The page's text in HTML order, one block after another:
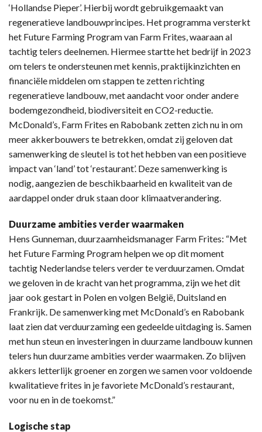
‘Hollandse Pieper’. Hierbij wordt gebruikgemaakt van
regeneratieve landbouwprincipes. Het programma versterkt
het Future Farming Program van Farm Frites, waaraan al
tachtig telers deelnemen. Hiermee startte het bedrijf in 2023
om telers te ondersteunen met kennis, praktijkinzichten en
financiële middelen om stappen te zetten richting
regeneratieve landbouw, met aandacht voor onder andere
bodemgezondheid, biodiversiteit en CO2-reductie.
McDonald’s, Farm Frites en Rabobank zetten zich nu in om
meer akkerbouwers te betrekken, omdat zij geloven dat
samenwerking de sleutel is tot het hebben van een positieve
impact van ‘land’ tot ‘restaurant’. Deze samenwerking is
nodig, aangezien de beschikbaarheid en kwaliteit van de
aardappel onder druk staan door klimaatverandering.
Duurzame ambities verder waarmaken
Hens Gunneman, duurzaamheidsmanager Farm Frites: “Met
het Future Farming Program helpen we op dit moment
tachtig Nederlandse telers verder te verduurzamen. Omdat
we geloven in de kracht van het programma, zijn we het dit
jaar ook gestart in Polen en volgen België, Duitsland en
Frankrijk. De samenwerking met McDonald’s en Rabobank
laat zien dat verduurzaming een gedeelde uitdaging is. Samen
met hun steun en investeringen in duurzame landbouw kunnen
telers hun duurzame ambities verder waarmaken. Zo blijven
akkers letterlijk groener en zorgen we samen voor voldoende
kwalitatieve frites in je favoriete McDonald’s restaurant,
voor nu en in de toekomst.”
Logische stap